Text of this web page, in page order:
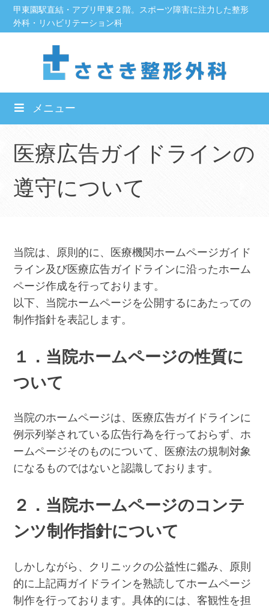
Skip甲東園駅直結・アプリ甲東２階。スポーツ障害に注力した整形
外科・リハビリテーション科
メニュー
医療広告ガイドラインの
遵守について
当院は、原則的に、医療機関ホームページガイド
ライン及び医療広告ガイドラインに沿ったホーム
ページ作成を行っております。
以下、当院ホームページを公開するにあたっての
制作指針を表記します。
１．当院ホームページの性質に
ついて
当院のホームページは、医療広告ガイドラインに
例示列挙されている広告行為を行っておらず、ホ
ームページそのものについて、医療法の規制対象
になるものではないと認識しております。
２．当院ホームページのコンテ
ンツ制作指針について
しかしながら、クリニックの公益性に鑑み、原則
的に上記両ガイドラインを熟読してホームページ
制作を行っております。具体的には、客観性を担